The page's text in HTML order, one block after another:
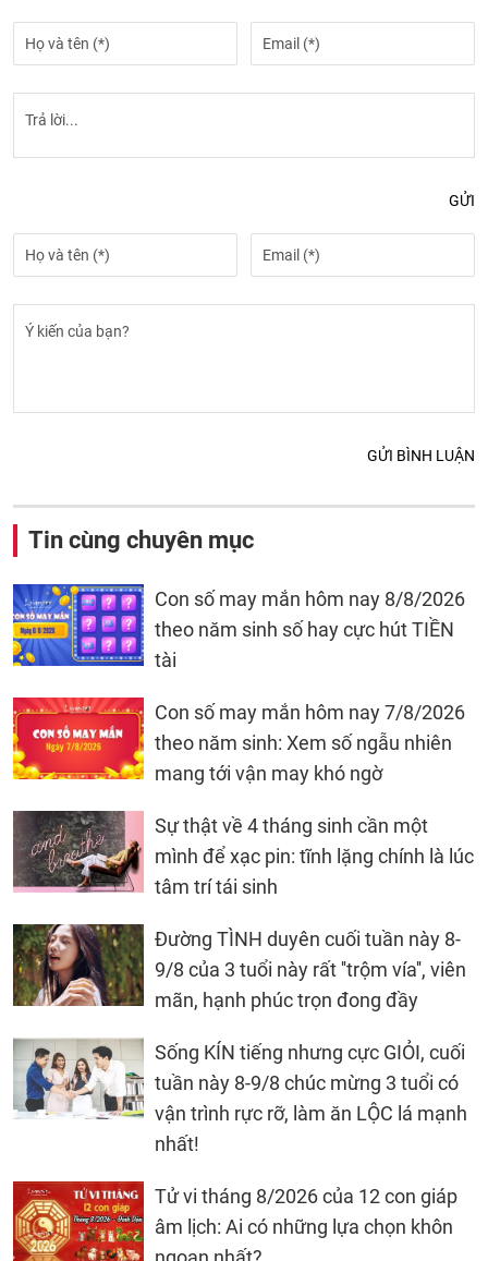
GỬI
GỬI BÌNH LUẬN
Tin cùng chuyên mục
Con số may mắn hôm nay 8/8/2026
theo năm sinh số hay cực hút TIỀN
tài
Con số may mắn hôm nay 7/8/2026
theo năm sinh: Xem số ngẫu nhiên
mang tới vận may khó ngờ
Sự thật về 4 tháng sinh cần một
mình để xạc pin: tĩnh lặng chính là lúc
tâm trí tái sinh
Đường TÌNH duyên cuối tuần này 8-
9/8 của 3 tuổi này rất ''trộm vía'', viên
mãn, hạnh phúc trọn đong đầy
Sống KÍN tiếng nhưng cực GIỎI, cuối
tuần này 8-9/8 chúc mừng 3 tuổi có
vận trình rực rỡ, làm ăn LỘC lá mạnh
nhất!
Tử vi tháng 8/2026 của 12 con giáp
âm lịch: Ai có những lựa chọn khôn